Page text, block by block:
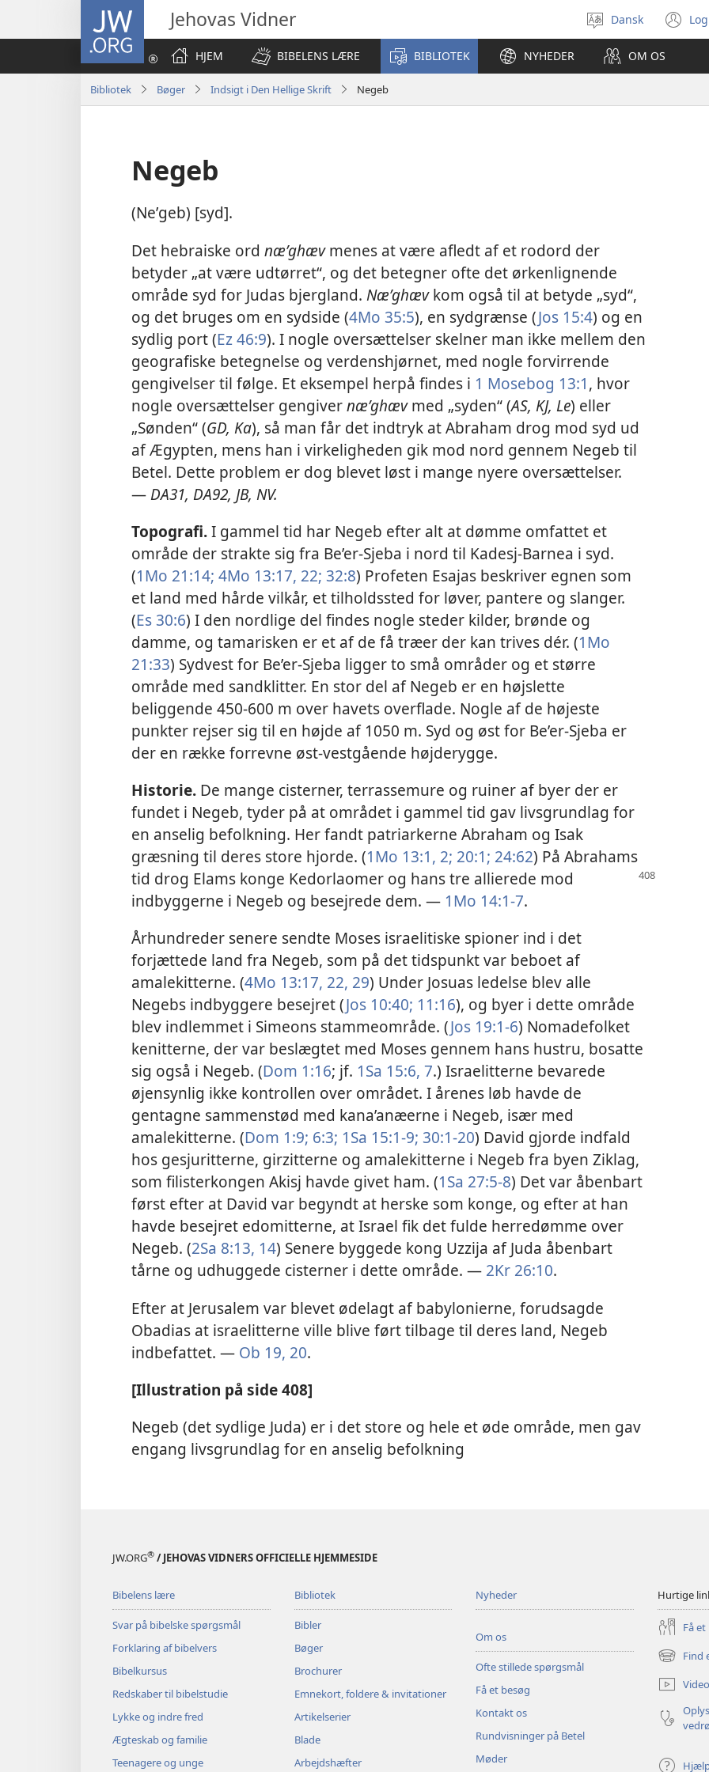
JW.ORG Jehovas Vidner
Vælg
sprog
Dansk
HJEM
BIBELENS LÆRE BIBLIOTEK NYHEDER OM OS
Bibliotek Bøger Indsigt i Den Hellige Skrift Negeb
Negeb
(Neʹgeb) [syd].
Det hebraiske ord næʹghævmenes at være afledt af et rodord der
betyder „at være udtørret“, og det betegner ofte det ørkenlignende
område syd for Judas bjergland. Næʹghævkom også til at betyde „syd“,
og det bruges om en sydside (4Mo 35:5), en sydgrænse (Jos 15:4) og en
sydlig port (Ez 46:9). I nogle oversættelser skelner man ikke mellem den
geografiske betegnelse og verdenshjørnet, med nogle forvirrende
gengivelser til følge. Et eksempel herpå findes i 1 Mosebog 13:1, hvor
nogle oversættelser gengivernæʹghævmed „syden“ (AS, KJ, Le) eller
„Sønden“ (GD, Ka), så man får det indtryk at Abraham drog mod syd ud
af Ægypten, mens han i virkeligheden gik mod nord gennem Negeb til
Betel. Dette problem er dog blevet løst i mange nyere oversættelser.
—DA31, DA92, JB, NV.
Topografi.I gammel tid har Negeb efter alt at dømme omfattet et
område der strakte sig fra Be’er-Sjeba i nord til Kadesj-Barnea i syd.
(1Mo 21:14; 4Mo 13:17, 22; 32:8) Profeten Esajas beskriver egnen som
et land med hårde vilkår, et tilholdssted for løver, pantere og slanger.
(Es 30:6) I den nordlige del findes nogle steder kilder, brønde og
damme, og tamarisken er et af de få træer der kan trives dér. (1Mo
21:33) Sydvest for Be’er-Sjeba ligger to små områder og et større
område med sandklitter. En stor del af Negeb er en højslette
beliggende 450-600 m over havets overflade. Nogle af de højeste
punkter rejser sig til en højde af 1050 m. Syd og øst for Be’er-Sjeba er
der en række forrevne øst-vestgående højderygge.
Historie. De mange cisterner, terrassemure og ruiner af byer der er
fundet i Negeb, tyder på at området i gammel tid gav livsgrundlag for
en anselig befolkning. Her fandt patriarkerne Abraham og Isak
græsning til deres store hjorde. (1Mo 13:1, 2; 20:1; 24:62) På Abrahams
tid drog Elams konge Kedorlaomer og hans tre allierede mod
indbyggerne i Negeb og besejrede dem. — 1Mo 14:1-7.
Århundreder senere sendte Moses israelitiske spioner ind i det
forjættede land fra Negeb, som på det tidspunkt var beboet af
amalekitterne. (4Mo 13:17, 22, 29) Under Josuas ledelse blev alle
Negebs indbyggere besejret (Jos 10:40; 11:16), og byer i dette område
blev indlemmet i Simeons stammeområde. (Jos 19:1-6) Nomadefolket
kenitterne, der var beslægtet med Moses gennem hans hustru, bosatte
sig også i Negeb. (Dom 1:16; jf. 1Sa 15:6, 7.) Israelitterne bevarede
øjensynlig ikke kontrollen over området. I årenes løb havde de
gentagne sammenstød med kana’anæerne i Negeb, især med
amalekitterne. (Dom 1:9; 6:3; 1Sa 15:1-9; 30:1-20) David gjorde indfald
hos gesjuritterne, girzitterne og amalekitterne i Negeb fra byen Ziklag,
som filisterkongen Akisj havde givet ham. (1Sa 27:5-8) Det var åbenbart
først efter at David var begyndt at herske som konge, og efter at han
havde besejret edomitterne, at Israel fik det fulde herredømme over
Negeb. (2Sa 8:13, 14) Senere byggede kong Uzzija af Juda åbenbart
tårne og udhuggede cisterner i dette område. — 2Kr 26:10.
Efter at Jerusalem var blevet ødelagt af babylonierne, forudsagde
Obadias at israelitterne ville blive ført tilbage til deres land, Negeb
indbefattet. — Ob 19, 20.
[Illustration på side 408]
Negeb (det sydlige Juda) er i det store og hele et øde område, men gav
engang livsgrundlag for en anselig befolkning
JW.ORG® / JEHOVAS VIDNERS OFFICIELLE HJEMMESIDE
Bibelens lære
Svar på bibelske spørgsmål
Forklaring af bibelvers
Bibelkursus
Redskaber til bibelstudie
Lykke og indre fred
Ægteskab og familie
Teenagere og unge
Bibliotek
Bibler
Bøger
Brochurer
Emnekort, foldere & invitationer
Artikelserier
Blade
Arbejdshæfter
Nyheder
Om os
Ofte stillede spørgsmål
Få et besøg
Kontakt os
Rundvisninger på Betel
Møder
Hurtige
Få
Find
(åbner
nyt
vindue)